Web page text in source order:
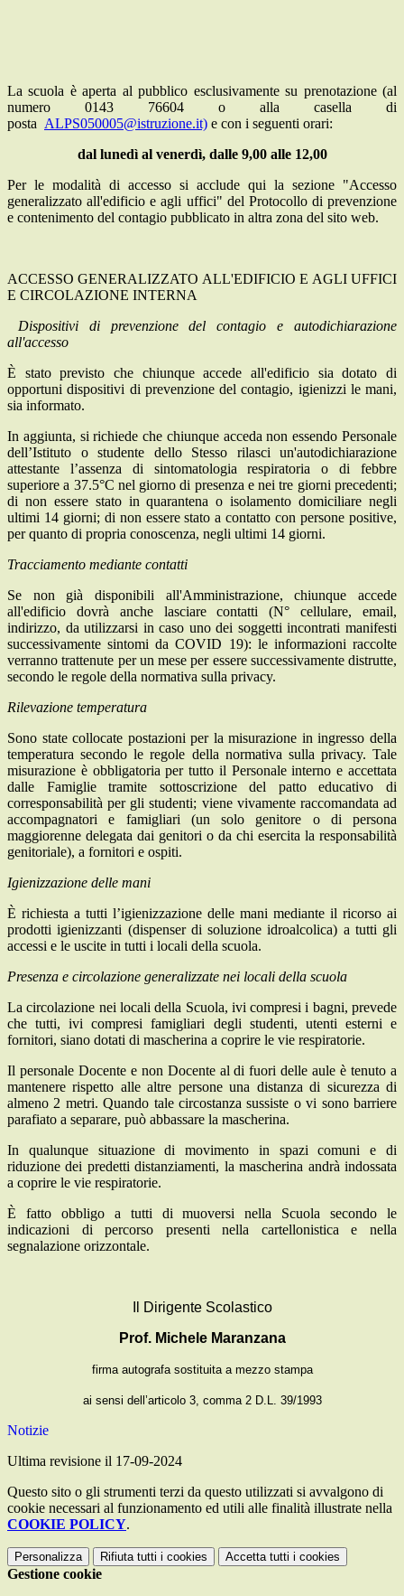
La scuola è aperta al pubblico esclusivamente su prenotazione (al
numero 0143 76604 o alla casella di
posta ALPS050005@istruzione.it) e con i seguenti orari:
dal lunedì al venerdì, dalle 9,00 alle 12,00
Per le modalità di accesso si acclude qui la sezione "Accesso
generalizzato all'edificio e agli uffici" del Protocollo di prevenzione
e contenimento del contagio pubblicato in altra zona del sito web.
ACCESSO GENERALIZZATO ALL'EDIFICIO E AGLI UFFICI
E CIRCOLAZIONE INTERNA
Dispositivi di prevenzione del contagio e autodichiarazione
all'accesso
È stato previsto che chiunque accede all'edificio sia dotato di
opportuni dispositivi di prevenzione del contagio, igienizzi le mani,
sia informato.
In aggiunta, si richiede che chiunque acceda non essendo Personale
dell’Istituto o studente dello Stesso rilasci un'autodichiarazione
attestante l’assenza di sintomatologia respiratoria o di febbre
superiore a 37.5°C nel giorno di presenza e nei tre giorni precedenti;
di non essere stato in quarantena o isolamento domiciliare negli
ultimi 14 giorni; di non essere stato a contatto con persone positive,
per quanto di propria conoscenza, negli ultimi 14 giorni.
Tracciamento mediante contatti
Se non già disponibili all'Amministrazione, chiunque accede
all'edificio dovrà anche lasciare contatti (N° cellulare, email,
indirizzo, da utilizzarsi in caso uno dei soggetti incontrati manifesti
successivamente sintomi da COVID 19): le informazioni raccolte
verranno trattenute per un mese per essere successivamente distrutte,
secondo le regole della normativa sulla privacy.
Rilevazione temperatura
Sono state collocate postazioni per la misurazione in ingresso della
temperatura secondo le regole della normativa sulla privacy. Tale
misurazione è obbligatoria per tutto il Personale interno e accettata
dalle Famiglie tramite sottoscrizione del patto educativo di
corresponsabilità per gli studenti; viene vivamente raccomandata ad
accompagnatori e famigliari (un solo genitore o di persona
maggiorenne delegata dai genitori o da chi esercita la responsabilità
genitoriale), a fornitori e ospiti.
Igienizzazione delle mani
È richiesta a tutti l’igienizzazione delle mani mediante il ricorso ai
prodotti igienizzanti (dispenser di soluzione idroalcolica) a tutti gli
accessi e le uscite in tutti i locali della scuola.
Presenza e circolazione generalizzate nei locali della scuola
La circolazione nei locali della Scuola, ivi compresi i bagni, prevede
che tutti, ivi compresi famigliari degli studenti, utenti esterni e
fornitori, siano dotati di mascherina a coprire le vie respiratorie.
Il personale Docente e non Docente al di fuori delle aule è tenuto a
mantenere rispetto alle altre persone una distanza di sicurezza di
almeno 2 metri. Quando tale circostanza sussiste o vi sono barriere
parafiato a separare, può abbassare la mascherina.
In qualunque situazione di movimento in spazi comuni e di
riduzione dei predetti distanziamenti, la mascherina andrà indossata
a coprire le vie respiratorie.
È fatto obbligo a tutti di muoversi nella Scuola secondo le
indicazioni di percorso presenti nella cartellonistica e nella
segnalazione orizzontale.
Il Dirigente Scolastico
Prof. Michele Maranzana
firma autografa sostituita a mezzo stampa
ai sensi dell’articolo 3, comma 2 D.L. 39/1993
Notizie
Ultima revisione il 17-09-2024
Questo sito o gli strumenti terzi da questo utilizzati si avvalgono di
cookie necessari al funzionamento ed utili alle finalità illustrate nella
COOKIE POLICY.
Personalizza Rifiuta tutti i cookies Accetta tutti i cookies
Gestione cookie